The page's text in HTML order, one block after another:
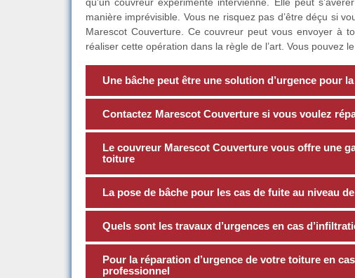
manière imprévisible. Vous ne risquez pas d’être déçu si
Marescot Couverture. Ce couvreur peut vous envoyer à
réaliser cette opération dans la règle de l’art. Vous pouvez
Une bâche peut être une solution d’urgence pour
Contactez Marescot Couverture si vous voulez
Le couvreur Marescot Couverture vous offre une
toiture
La pose de bâche pour les cas de fuite au niveau
Quels sont les travaux d’urgences en cas
Pour la réparation d’urgence de votre toiture en
professionnel